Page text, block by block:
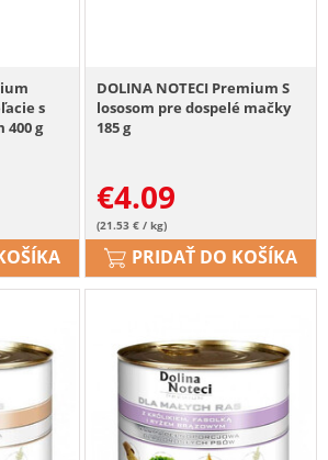
s
g
DOLINA NOTECI Premium S
lososom pre dospelé mačky
185 g
€4.09
(21.53 € / kg)
PRIDAŤ DO KOŠÍKA